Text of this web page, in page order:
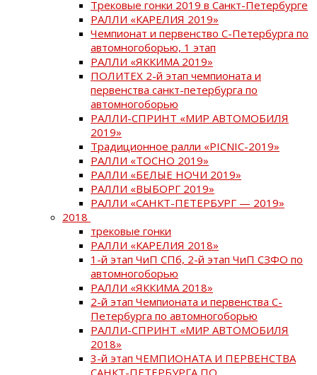
Трековые гонки 2019 в Санкт-Петербурге
РАЛЛИ «КАРЕЛИЯ 2019»
Чемпионат и первенство С-Петербурга по
автомногоборью, 1 этап
РАЛЛИ «ЯККИМА 2019»
ПОЛИТЕХ 2-й этап чемпионата и
первенства санкт-петербурга по
автомногоборью
РАЛЛИ-СПРИНТ «МИР АВТОМОБИЛЯ
2019»
Традиционное ралли «PICNIC-2019»
РАЛЛИ «ТОСНО 2019»
РАЛЛИ «БЕЛЫЕ НОЧИ 2019»
РАЛЛИ «ВЫБОРГ 2019»
РАЛЛИ «САНКТ-ПЕТЕРБУРГ — 2019»
2018
трековые гонки
РАЛЛИ «КАРЕЛИЯ 2018»
1-й этап ЧиП СПб, 2-й этап ЧиП СЗФО по
автомногоборью
РАЛЛИ «ЯККИМА 2018»
2-й этап Чемпионата и первенства С-
Петербурга по автомногоборью
РАЛЛИ-СПРИНТ «МИР АВТОМОБИЛЯ
2018»
3-й этап ЧЕМПИОНАТА И ПЕРВЕНСТВА
САНКТ-ПЕТЕРБУРГА ПО